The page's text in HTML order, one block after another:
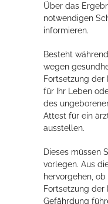
Über das
notwendigen
informieren.
Besteht
wegen
Fortsetzung der
für Ihr Leben
des
Attest für ein
ausstellen.
Dieses müssen
vorlegen. Aus
hervorgehen,
Fortsetzung der
Gefährdung